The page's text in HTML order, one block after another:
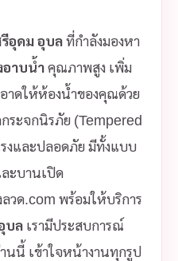
อุดม อุบลที่กำลังมองหา
อาบน้ำคุณภาพสูง เพิ่ม
าดให้ห้องน้ำของคุณด้วย
ระจกนิรภัย (Tempered
งและปลอดภัย มีทั้งแบบ
ะบานเปิด
วด.com พร้อมให้บริการ
บล เรามีประสบการณ์
นนี้ เข้าใจหน้างานทุกรูป